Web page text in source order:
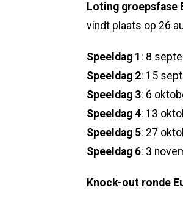
Loting groepsfase
vindt plaats op 26
Speeldag 1 : 8
Speeldag 2: 15
Speeldag 3: 6
Speeldag 4: 13
Speeldag 5: 27
Speeldag 6: 3
Knock-out ronde